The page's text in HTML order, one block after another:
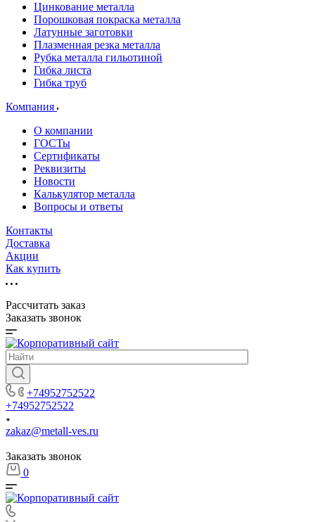
Цинкование металла
Порошковая покраска металла
Латунные заготовки
Плазменная резка металла
Рубка металла гильотиной
Гибка листа
Гибка труб
Компания
О компании
ГОСТы
Сертификаты
Реквизиты
Новости
Калькулятор металла
Вопросы и ответы
Контакты
Доставка
Акции
Как купить
Рассчитать заказ
Заказать звонок
+74952752522
+74952752522
zakaz@metall-ves.ru
Заказать звонок
0